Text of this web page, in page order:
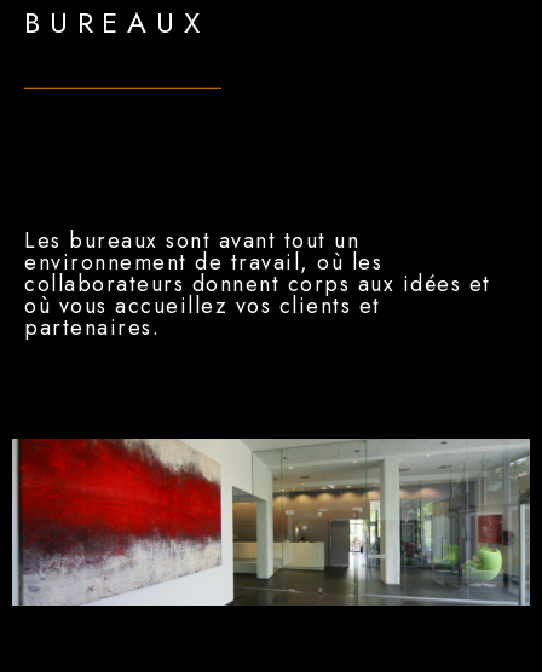
BUREAUX
Les bureaux sont avant tout un
environnement de travail, où les
collaborateurs donnent corps aux idées et
où vous accueillez vos clients et
partenaires.